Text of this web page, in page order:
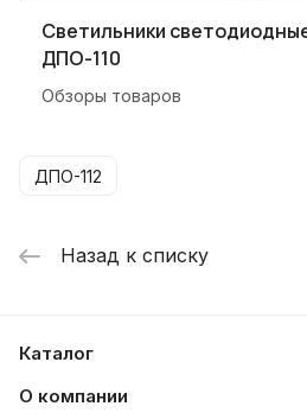
Светильники
ДПО-110
Обзоры товаров
ДПО-112
Назад к списку
Каталог
О компании